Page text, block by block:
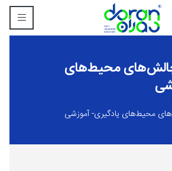
محیط‌های
محیط‌های یادگیری- آموزشی